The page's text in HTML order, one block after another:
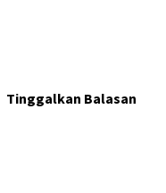
Tinggalkan Balasan